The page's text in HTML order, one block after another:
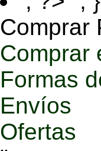
Comprar
Comprar
Formas
Envíos
Ofertas